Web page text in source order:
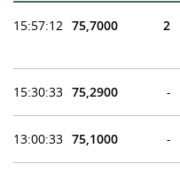
15:57:12 75,7000 2
15:30:33 75,2900 -
13:00:33 75,1000 -